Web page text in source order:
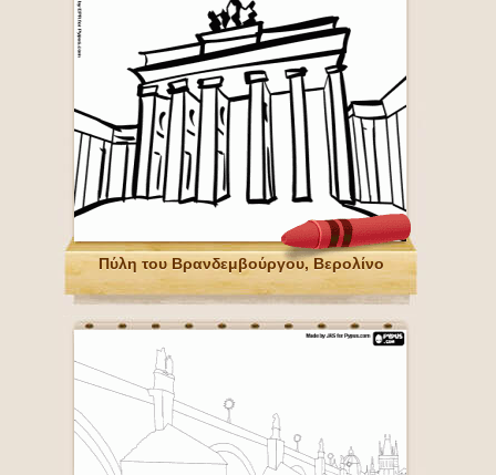
Πύλη του Βρανδεμβούργου, Βερολίνο